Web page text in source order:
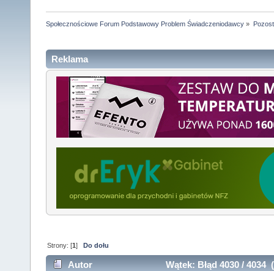
Społecznościowe Forum Podstawowy Problem Świadczeniodawcy »
Reklama
Strony: [1] Do dołu
Autor Wątek: Błąd 4030 /